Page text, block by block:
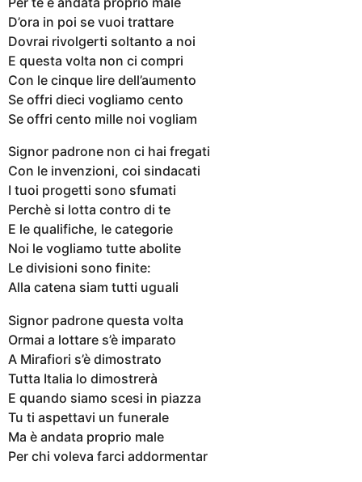
D’ora in poi se vuoi trattare
Dovrai rivolgerti soltanto a noi
E questa volta non ci compri
Con le cinque lire dell’aumento
Se offri dieci vogliamo cento
Se offri cento mille noi vogliam
Signor padrone non ci hai fregati
Con le invenzioni, coi sindacati
I tuoi progetti sono sfumati
Perchè si lotta contro di te
E le qualifiche, le categorie
Noi le vogliamo tutte abolite
Le divisioni sono finite:
Alla catena siam tutti uguali
Signor padrone questa volta
Ormai a lottare s’è imparato
A Mirafiori s’è dimostrato
Tutta Italia lo dimostrerà
E quando siamo scesi in piazza
Tu ti aspettavi un funerale
Ma è andata proprio male
Per chi voleva farci addormentar